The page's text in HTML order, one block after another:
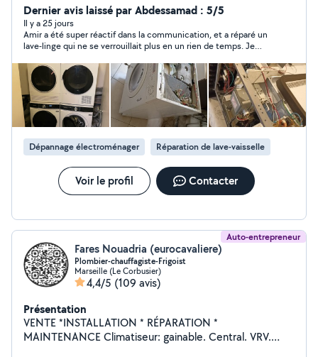
plomberie , montage de cuisine et meubles , peinture,
les machines électroménagers etc.. n'hésitez pas à me
joindre . cordialement
Dernier avis laissé par Abdessamad : 5/5
Il y a 25 jours
Amir a été super réactif dans la communication, et a réparé un
lave-linge qui ne se verrouillait plus en un rien de temps. Je
Dépannage électroménager Réparation de lave-vaisselle
Voir le profil Contacter
Auto-entrepreneur
Fares Nouadria (eurocavaliere)
Plombier-chauffagiste-Frigoist
Marseille (Le Corbusier)
4,4/5 (109 avis)
Présentation
VENTE *INSTALLATION * RÉPARATION *
MAINTENANCE Climatiseur: gainable. Central. VRV.